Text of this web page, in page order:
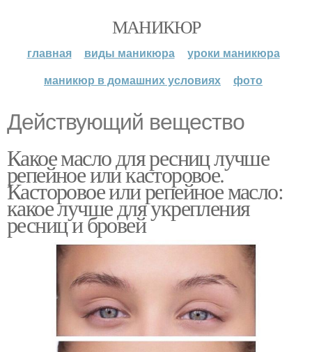
МАНИКЮР
главная виды маникюра
уроки маникюра
маникюр в домашних условиях
фото
Действующий вещество
Какое масло для ресниц лучше
репейное или касторовое.
Касторовое или репейное масло:
какое лучше для укрепления
ресниц и бровей